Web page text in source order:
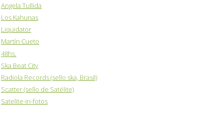
Angela Tullida
Los Kahunas
Liquidator
Martín Cueto
48hs.
Ska Beat City
Radiola Records (sello ska, Brasil)
Scatter (sello de Satélite)
Satelite-in-fotos